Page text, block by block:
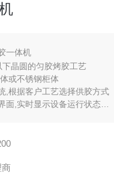
一体机
晶圆的匀胶烤胶工艺
或不锈钢柜体
,根据客户工艺选择供胶方式
面,实时显示设备运行状态
气流控制可有效提升工艺指标
商